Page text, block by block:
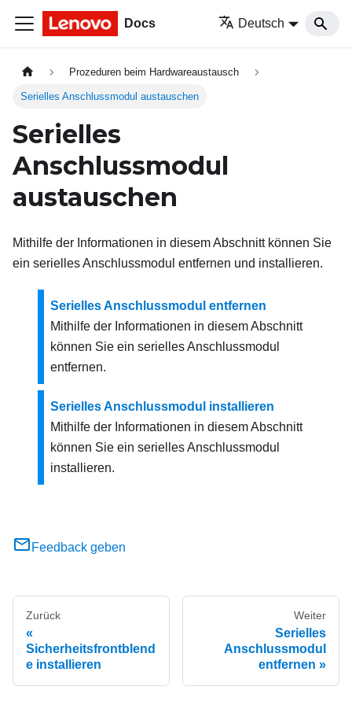
Docs Deutsch
Prozeduren beim Hardwareaustausch
Serielles Anschlussmodul austauschen
Serielles
Anschlussmodul
austauschen
Mithilfe der Informationen in diesem Abschnitt können Sie
ein serielles Anschlussmodul entfernen und installieren.
Serielles Anschlussmodul entfernen
Mithilfe der Informationen in diesem Abschnitt
können Sie ein serielles Anschlussmodul
entfernen.
Serielles Anschlussmodul installieren
Mithilfe der Informationen in diesem Abschnitt
können Sie ein serielles Anschlussmodul
installieren.
Feedback geben
Zurück
Sicherheitsfrontblend
e installieren
Weiter
Serielles
Anschlussmodul
entfernen